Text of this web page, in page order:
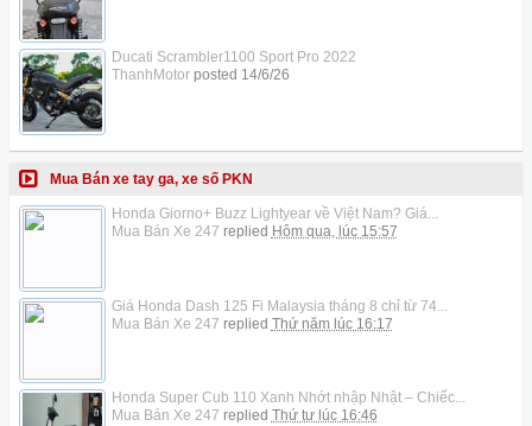
Ducati Scrambler1100 Sport Pro 2022
ThanhMotorposted 14/6/26
Mua Bán xe tay ga, xe số PKN
Honda Giorno+ Buzz Lightyear về Việt Nam? Giá...
Mua Bán Xe 247 replied Hôm qua, lúc 15:57
Giá Honda Dash 125 Fi Malaysia tháng 8 chỉ từ 74...
Mua Bán Xe 247 replied Thứ năm lúc 16:17
Honda Super Cub 110 Xanh Nhớt nhập Nhật – Chiếc...
Mua Bán Xe 247 replied Thứ tư lúc 16:46